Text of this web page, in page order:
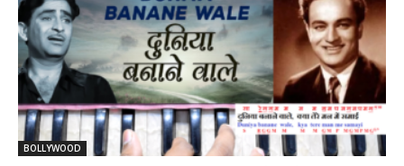
BOLLYWOOD